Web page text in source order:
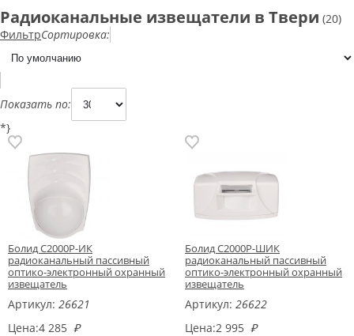
Радиоканальные извещатели в Твери (20)
ФильтрСортировка:
Показать по:
*}
Болид С2000Р-ИК
радиоканальный пассивный
оптико-электронный охранный
извещатель
Артикул: 26621
Цена:4 285 ₽
Болид С2000Р-ШИК
радиоканальный пассивный
оптико-электронный охранный
извещатель
Артикул: 26622
Цена:2 995 ₽